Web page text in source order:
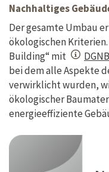
Nachhaltiges
Der gesamte Umbau
ökologischen
Building“ mit
DGNB
bei dem alle Aspekte
verwirklicht wurden,
ökologischer
energieeffiziente